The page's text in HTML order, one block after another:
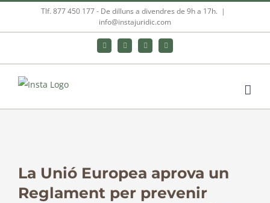
Tlf. 877 450 177‬ - De dilluns a divendres de 9h a 17h. |
info@instajuridic.com
BlueskyLinkedInYouTubeInstagram
Larger
Image
La Unió Europea aprova un
Reglament per prevenir